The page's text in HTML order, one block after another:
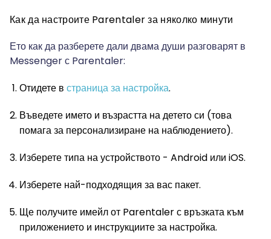
Как да настроите Parentaler за няколко минути
Ето как да разберете дали двама души разговарят в
Messenger с Parentaler:
Отидете в страница за настройка.
Въведете името и възрастта на детето си (това
помага за персонализиране на наблюдението).
Изберете типа на устройството - Android или iOS.
Изберете най-подходящия за вас пакет.
Ще получите имейл от Parentaler с връзката към
приложението и инструкциите за настройка.